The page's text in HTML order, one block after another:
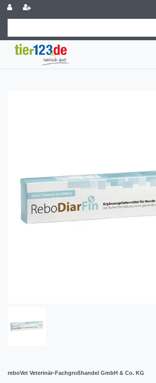
reboVet Veterinär-Fachgroßhandel GmbH & Co. KG